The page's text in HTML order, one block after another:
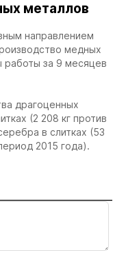
металлов
направлением
медных
работы за 9 месяцев
драгоценных
(2 208 кг против
в слитках (53
2015 года).